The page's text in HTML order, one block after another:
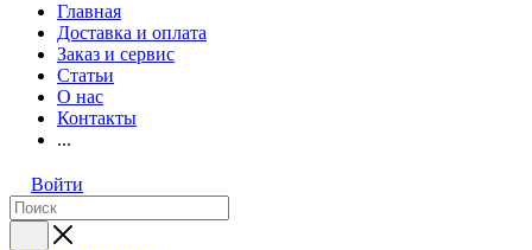
Главная
Доставка и оплата
Заказ и сервис
Статьи
О нас
Контакты
...
Войти